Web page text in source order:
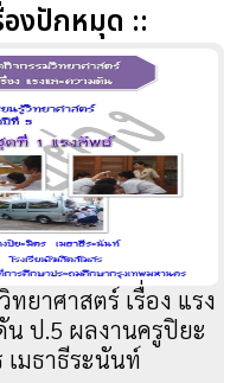
องปักหมุด ::
ยาศาสตร์ เรื่อง แรง
น ป.5 ผลงานครูปิยะ
เมธาธีระนันท์